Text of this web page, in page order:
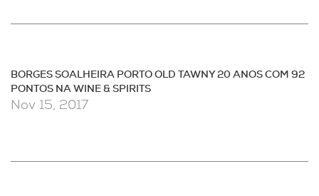
BORGES SOALHEIRA PORTO OLD TAWNY 20 ANOS COM 92
PONTOS NA WINE & SPIRITS
Nov 15, 2017